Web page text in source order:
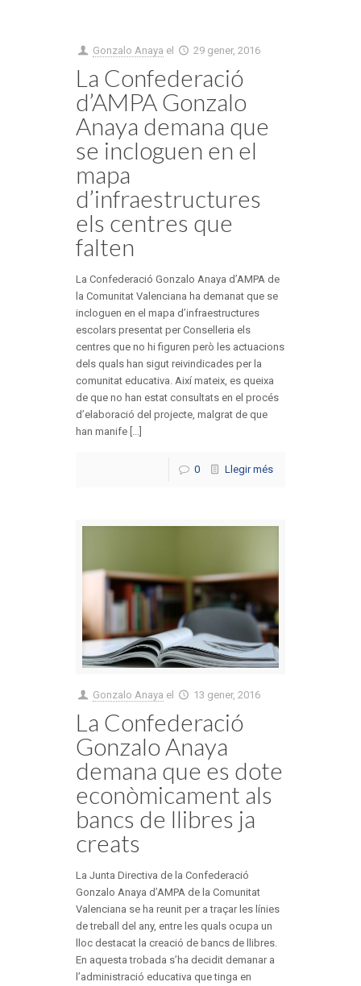
Gonzalo Anaya el 29 gener, 2016
La Confederació
d’AMPA Gonzalo
Anaya demana que
se incloguen en el
mapa
d’infraestructures
els centres que
falten
La Confederació Gonzalo Anaya d’AMPA de
la Comunitat Valenciana ha demanat que se
incloguen en el mapa d’infraestructures
escolars presentat per Conselleria els
centres que no hi figuren però les actuacions
dels quals han sigut reivindicades per la
comunitat educativa. Així mateix, es queixa
de que no han estat consultats en el procés
d’elaboració del projecte, malgrat de que
han manife [...]
0 Llegir més
Gonzalo Anaya el 13 gener, 2016
La Confederació
Gonzalo Anaya
demana que es dote
econòmicament als
bancs de llibres ja
creats
La Junta Directiva de la Confederació
Gonzalo Anaya d’AMPA de la Comunitat
Valenciana se ha reunit per a traçar les línies
de treball del any, entre les quals ocupa un
lloc destacat la creació de bancs de llibres.
En aquesta trobada s’ha decidit demanar a
l’administració educativa que tinga en